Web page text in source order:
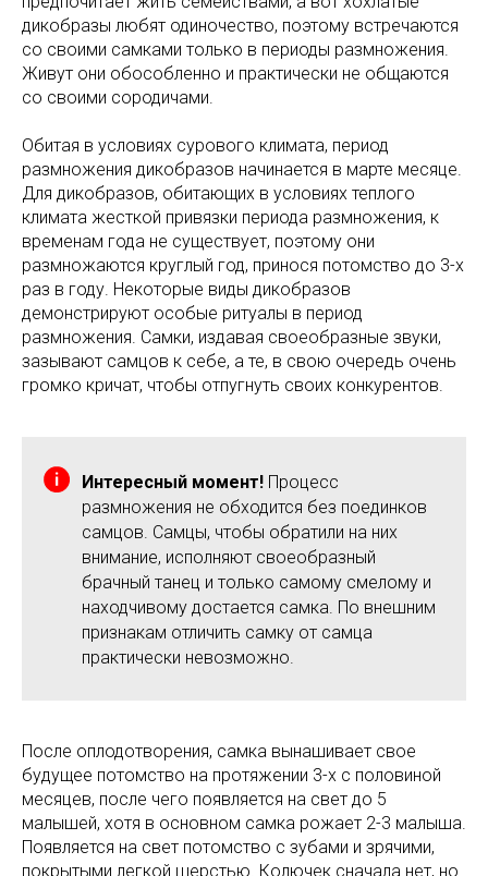
дикобразы любят одиночество, поэтому встречаются
со своими самками только в периоды размножения.
Живут они обособленно и практически не общаются
со своими сородичами.
Обитая в условиях сурового климата, период
размножения дикобразов начинается в марте месяце.
Для дикобразов, обитающих в условиях теплого
климата жесткой привязки периода размножения, к
временам года не существует, поэтому они
размножаются круглый год, принося потомство до 3-х
раз в году. Некоторые виды дикобразов
демонстрируют особые ритуалы в период
размножения. Самки, издавая своеобразные звуки,
зазывают самцов к себе, а те, в свою очередь очень
громко кричат, чтобы отпугнуть своих конкурентов.
Интересный момент! Процесс
размножения не обходится без поединков
самцов. Самцы, чтобы обратили на них
внимание, исполняют своеобразный
брачный танец и только самому смелому и
находчивому достается самка. По внешним
признакам отличить самку от самца
практически невозможно.
После оплодотворения, самка вынашивает свое
будущее потомство на протяжении 3-х с половиной
месяцев, после чего появляется на свет до 5
малышей, хотя в основном самка рожает 2-3 малыша.
Появляется на свет потомство с зубами и зрячими,
покрытыми легкой шерстью. Колючек сначала нет, но